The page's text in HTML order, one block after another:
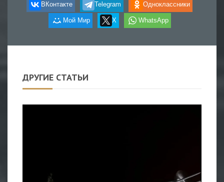
ВКонтакте Telegram Одноклассники
Мой Мир X WhatsApp
ДРУГИЕ СТАТЬИ